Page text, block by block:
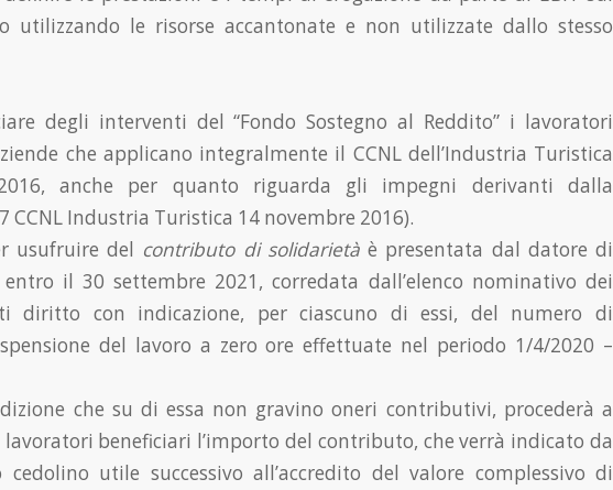
utilizzando le risorse accantonate e non utilizzate dallo stesso
degli interventi del “Fondo Sostegno al Reddito” i lavoratori
che applicano integralmente il CCNL dell’Industria Turistica
anche per quanto riguarda gli impegni derivanti dalla
CCNL Industria Turistica 14 novembre 2016).
usufruire del contributo di solidarietàè presentata dal datore di
il 30 settembre 2021, corredata dall’elenco nominativo dei
diritto con indicazione, per ciascuno di essi, del numero di
del lavoro a zero ore effettuate nel periodo 1/4/2020 –
che su di essa non gravino oneri contributivi, procederà a
beneficiari l’importo del contributo, che verrà indicato da
utile successivo all’accredito del valore complessivo di